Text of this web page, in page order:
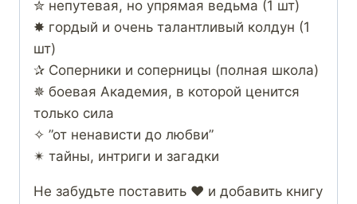
✮ непутевая, но упрямая ведьма (1 шт)
✸ гордый и очень талантливый колдун (1
шт)
✰ Соперники и соперницы (полная школа)
✵ боевая Академия, в которой ценится
только сила
✧ ”от ненависти до любви”
✴ тайны, интриги и загадки
Не забудьте поставить ❤ и добавить книгу